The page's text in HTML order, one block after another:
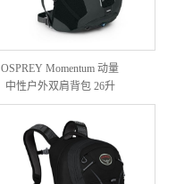
OSPREY Momentum 动量
中性户外双肩背包 26升
2016款